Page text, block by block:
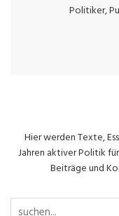
Politiker,
Hier werden Texte,
Jahren aktiver Politik
Beiträge und
Suchen nach: